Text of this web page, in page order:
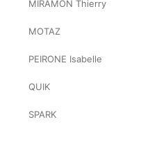
MIRAMON Thierry
MOTAZ
PEIRONE Isabelle
QUIK
SPARK